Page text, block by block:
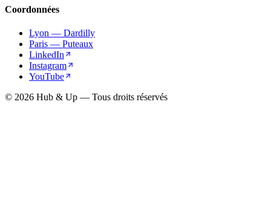
Coordonnées
Lyon — Dardilly
Paris — Puteaux
LinkedIn
Instagram
YouTube
© 2026 Hub & Up — Tous droits réservés